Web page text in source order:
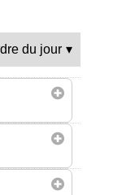
du jour ▾